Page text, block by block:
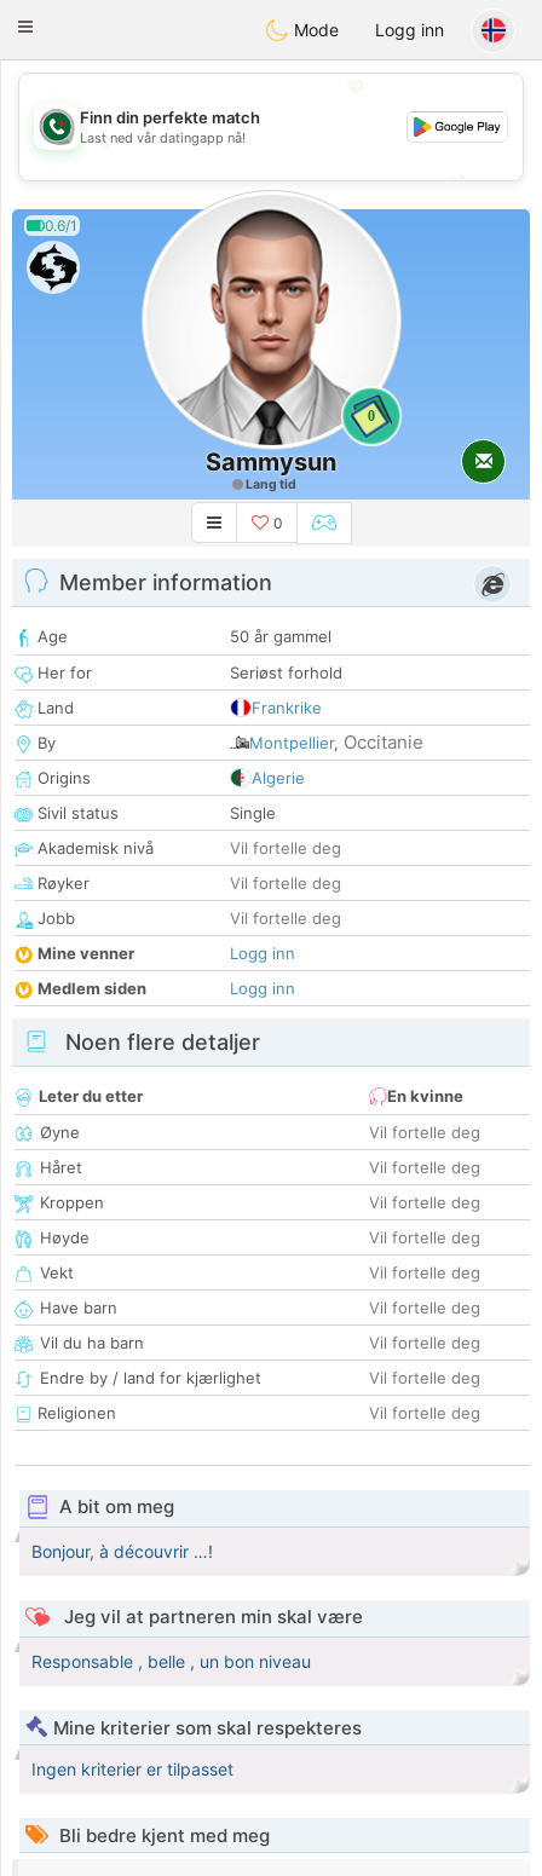
Weshrak
Toggle
Mode Logg inn
💖
💕
💕
Finn din perfekte match
Last ned vår datingapp nå!
0.6/1
0
Sammysun
Lang tid
0
Member information
Age
50 år gammel
Her for
Seriøst forhold
Land
Frankrike
By
Montpellier, Occitanie
Origins
Algerie
Sivil status
Single
Akademisk nivå
Vil fortelle deg
Røyker
Vil fortelle deg
Jobb
Vil fortelle deg
Mine venner
Logg inn
Medlem siden
Logg inn
Noen flere detaljer
Leter du etter
En kvinne
Øyne
Vil fortelle deg
Håret
Vil fortelle deg
Kroppen
Vil fortelle deg
Høyde
Vil fortelle deg
Vekt
Vil fortelle deg
Have barn
Vil fortelle deg
Vil du ha barn
Vil fortelle deg
Endre by / land for kjærlighet
Vil fortelle deg
Religionen
Vil fortelle deg
A bit om meg
Bonjour, à découvrir …!
Jeg vil at partneren min skal være
Responsable , belle , un bon niveau
Mine kriterier som skal respekteres
Ingen kriterier er tilpasset
Bli bedre kjent med meg